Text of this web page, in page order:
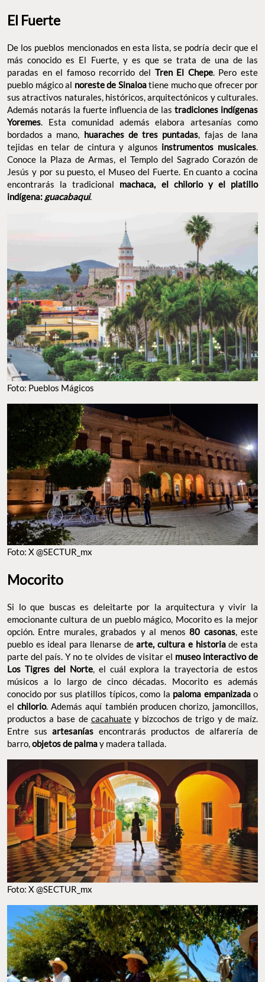
El Fuerte
De los pueblos mencionados en esta lista, se podría decir que el
más conocido es El Fuerte, y es que se trata de una de las
paradas en el famoso recorrido del
Tren El Chepe
. Pero este
pueblo mágico al noreste de Sinaloa
tiene mucho que ofrecer por
sus atractivos naturales, históricos, arquitectónicos y culturales.
Además notarás la fuerte influencia de las
tradiciones indígenas
Yoremes
. Esta comunidad además elabora artesanías como
bordados a mano, huaraches de tres puntadas
, fajas de lana
tejidas en telar de cintura y algunosinstrumentos musicales
Conoce la Plaza de Armas, el Templo del Sagrado Corazón de
Jesús y por su puesto, el Museo del Fuerte. En cuanto a cocina
encontrarás la tradicional
Mocorito
emocionante cultura de un pueblo mágico, Mocorito es la mejor
opción. Entre murales, grabados y al menos80 casonas , este
pueblo es ideal para llenarse dearte, cultura e historiade esta
parte del país. Y no te olvides de visitar elmuseo interactivo de
Los Tigres del Norte , el cuál explora la trayectoria de estos
músicos a lo largo de cinco décadas. Mocorito es además
conocido por sus platillos típicos, como la
paloma empanizadao
elchilorio. Además aquí también producen chorizo, jamoncillos,
productos a base decacahuatey bizcochos de trigo y de maíz.
Entre susartesaníasencontrarás productos de alfarería de
barro, objetos de palmay madera tallada.
FOTO: X @SECTUR_MX